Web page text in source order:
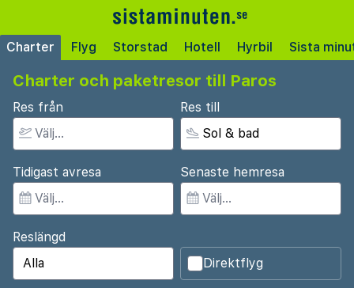
Charter Flyg Storstad Hotell Hyrbil Sista
Charter och paketresor till Paros
Res från Res till
Tidigast avresa Senaste hemresa
Reslängd
Direktflyg